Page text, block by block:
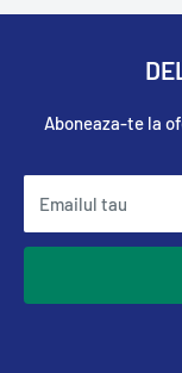
Aboneaza-te la
Emailul tau